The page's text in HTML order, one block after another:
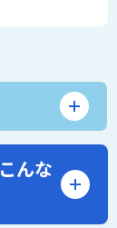
こんな